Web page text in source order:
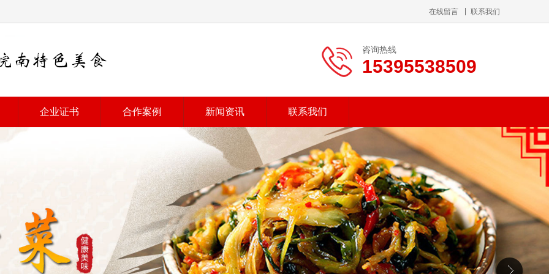
在线留言 联系我们
咨询热线
15395538509
企业证书 合作案例 新闻资讯 联系我们